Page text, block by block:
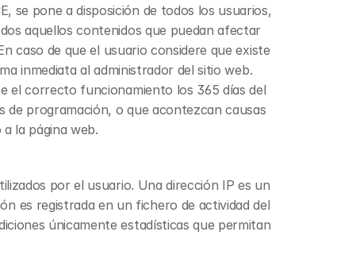
se pone a disposición de todos los usuarios,
aquellos contenidos que puedan afectar
caso de que el usuario considere que existe
inmediata al administrador del sitio web.
el correcto funcionamiento los 365 días del
de programación, o que acontezcan causas
la página web.
por el usuario. Una dirección IP es un
es registrada en un fichero de actividad del
únicamente estadísticas que permitan